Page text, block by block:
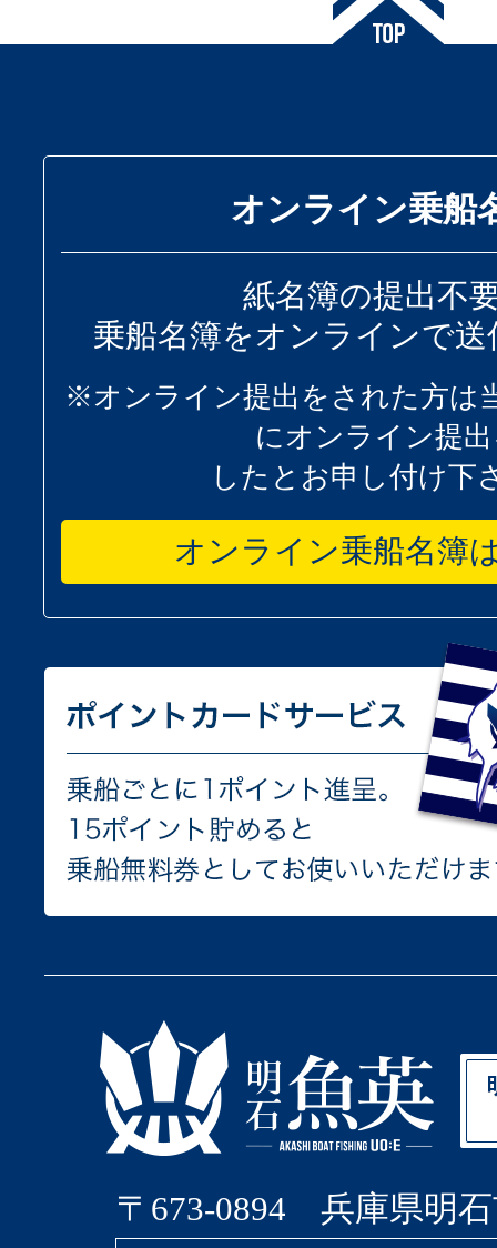
オンライン乗船
紙名簿の提出不
乗船名簿をオンラインで
※オンライン提出をされた方は
にオンライン提
したとお申し付け下
オンライン乗船名簿
〒673-0894 兵庫県明石